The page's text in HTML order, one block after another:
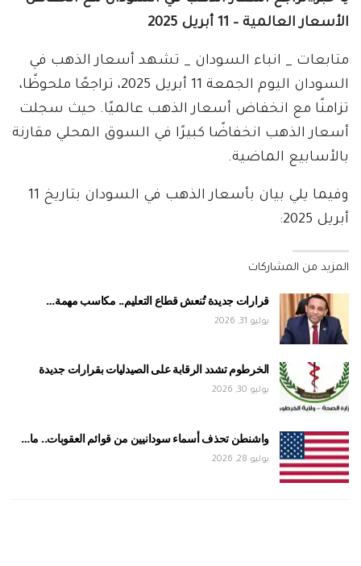
الأسعار العالمية – 11 أبريل 2025
متابعات _ انباء السودان _ تشهد أسعار الذهب في
السودان اليوم الجمعة 11 أبريل 2025، تراجعًا ملحوظًا،
تزامنًا مع انخفاض أسعار الذهب عالميًا. حيث سجلت
أسعار الذهب انخفاضًا كبيرًا في السوق المحلي مقارنة
بالأسابيع الماضية.
وفيما يلي بيان بأسعار الذهب في السودان بتاريخ 11
أبريل 2025:
المزيد من المشاركات
قرارات جديدة تُنعش قطاع التعليم.. مكاسب مهمة…
يوليو 31, 2026
الخرطوم تشدد الرقابة على الصيدليات بقرارات جديدة
يوليو 30, 2026
واشنطن تحذف أسماء سودانيين من قوائم العقوبات.. ما…
يوليو 28, 2026